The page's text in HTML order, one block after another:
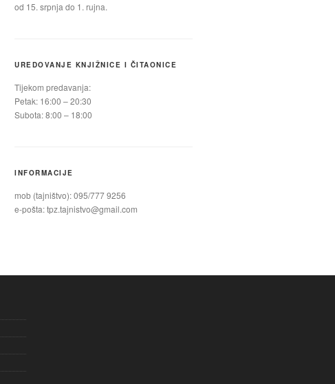
od 15. srpnja do 1. rujna.
UREDOVANJE KNJIŽNICE I ČITAONICE
Tijekom predavanja:
Petak: 16:00 – 20:30
Subota: 8:00 – 18:00
INFORMACIJE
mob (tajništvo): 095/777 9256
e-pošta:tpz.tajnistvo@gmail.com